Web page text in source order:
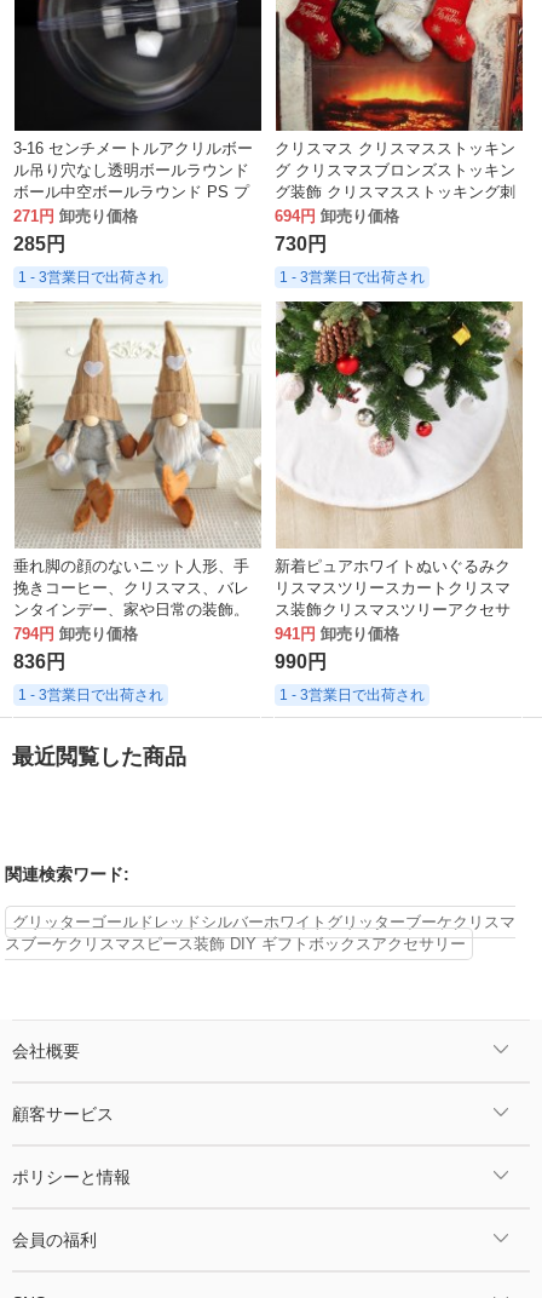
3-16 センチメートルアクリルボー
ル吊り穴なし透明ボールラウンド
ボール中空ボールラウンド PS プ
ラスチックボールシェルクリスマ
スボール装飾
271円 卸売り価格
285円
1 - 3営業日で出荷され
クリスマス クリスマスストッキン
グ クリスマスブロンズストッキン
グ装飾 クリスマスストッキング刺
繍装飾 クリスマスブロンズストッ
キング
694円 卸売り価格
730円
1 - 3営業日で出荷され
垂れ脚の顔のないニット人形、手
挽きコーヒー、クリスマス、バレ
ンタインデー、家や日常の装飾。
794円 卸売り価格
836円
1 - 3営業日で出荷され
新着ピュアホワイトぬいぐるみク
リスマスツリースカートクリスマ
ス装飾クリスマスツリーアクセサ
リー
941円 卸売り価格
990円
1 - 3営業日で出荷され
最近閲覧した商品
関連検索ワード:
グリッターゴールドレッドシルバーホワイトグリッターブーケクリスマ
スブーケクリスマスピース装飾 DIY ギフトボックスアクセサリー
会社概要
顧客サービス
ポリシーと情報
会員の福利